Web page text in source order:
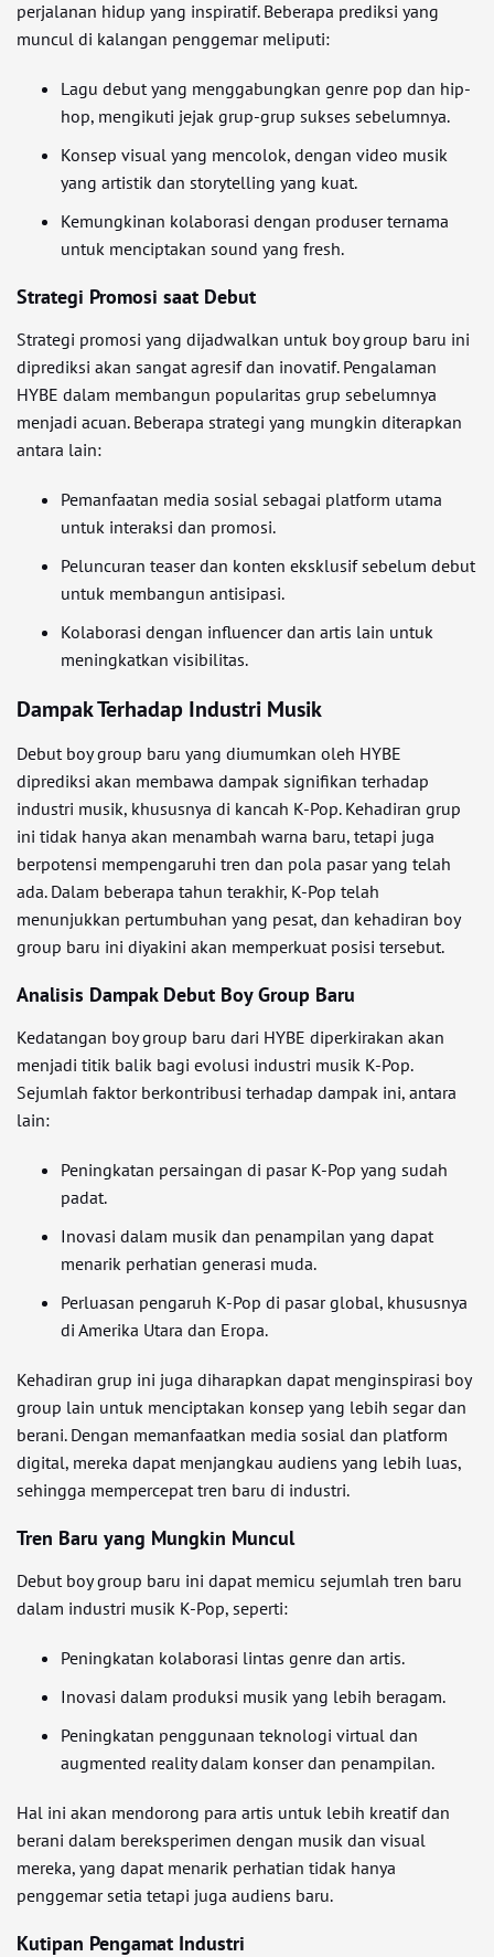
perjalanan hidup yang inspiratif. Beberapa prediksi yang
muncul di kalangan penggemar meliputi:
Lagu debut yang menggabungkan genre pop dan hip-
hop, mengikuti jejak grup-grup sukses sebelumnya.
Konsep visual yang mencolok, dengan video musik
yang artistik dan storytelling yang kuat.
Kemungkinan kolaborasi dengan produser ternama
untuk menciptakan sound yang fresh.
Strategi Promosi saat Debut
Strategi promosi yang dijadwalkan untuk boy group baru ini
diprediksi akan sangat agresif dan inovatif. Pengalaman
HYBE dalam membangun popularitas grup sebelumnya
menjadi acuan. Beberapa strategi yang mungkin diterapkan
antara lain:
Pemanfaatan media sosial sebagai platform utama
untuk interaksi dan promosi.
Peluncuran teaser dan konten eksklusif sebelum debut
untuk membangun antisipasi.
Kolaborasi dengan influencer dan artis lain untuk
meningkatkan visibilitas.
Dampak Terhadap Industri Musik
Debut boy group baru yang diumumkan oleh HYBE
diprediksi akan membawa dampak signifikan terhadap
industri musik, khususnya di kancah K-Pop. Kehadiran grup
ini tidak hanya akan menambah warna baru, tetapi juga
berpotensi mempengaruhi tren dan pola pasar yang telah
ada. Dalam beberapa tahun terakhir, K-Pop telah
menunjukkan pertumbuhan yang pesat, dan kehadiran boy
group baru ini diyakini akan memperkuat posisi tersebut.
Analisis Dampak Debut Boy Group Baru
Kedatangan boy group baru dari HYBE diperkirakan akan
menjadi titik balik bagi evolusi industri musik K-Pop.
Sejumlah faktor berkontribusi terhadap dampak ini, antara
lain:
Peningkatan persaingan di pasar K-Pop yang sudah
padat.
Inovasi dalam musik dan penampilan yang dapat
menarik perhatian generasi muda.
Perluasan pengaruh K-Pop di pasar global, khususnya
di Amerika Utara dan Eropa.
Kehadiran grup ini juga diharapkan dapat menginspirasi boy
group lain untuk menciptakan konsep yang lebih segar dan
berani. Dengan memanfaatkan media sosial dan platform
digital, mereka dapat menjangkau audiens yang lebih luas,
sehingga mempercepat tren baru di industri.
Tren Baru yang Mungkin Muncul
Debut boy group baru ini dapat memicu sejumlah tren baru
dalam industri musik K-Pop, seperti:
Peningkatan kolaborasi lintas genre dan artis.
Inovasi dalam produksi musik yang lebih beragam.
Peningkatan penggunaan teknologi virtual dan
augmented reality dalam konser dan penampilan.
Hal ini akan mendorong para artis untuk lebih kreatif dan
berani dalam bereksperimen dengan musik dan visual
mereka, yang dapat menarik perhatian tidak hanya
penggemar setia tetapi juga audiens baru.
Kutipan Pengamat Industri